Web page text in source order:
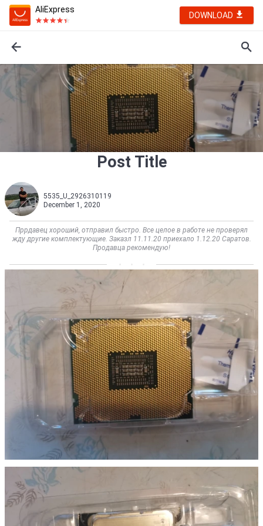
AliExpress
DOWNLOAD
Post Title
5535_U_2926310119
December 1, 2020
Пррдавец хороший, отправил быстро. Все целое в работе не проверял
жду другие комплектующие. Заказл 11.11.20 приехало 1.12.20 Саратов.
Продавца рекомендую!